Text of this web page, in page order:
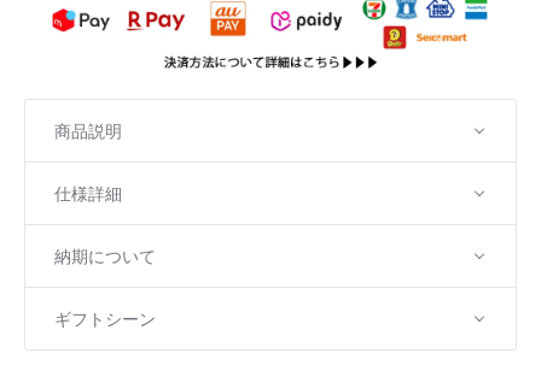
商品説明
仕様詳細
納期について
ギフトシーン